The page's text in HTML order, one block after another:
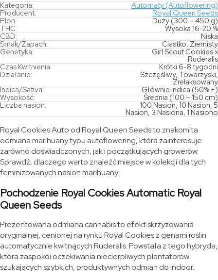
Kategoria:
Automaty (Autoflowering)
Producent:
Royal Queen Seeds
Plon:
Duży (300 – 450 g)
THC:
Wysoka 16-20 %
CBD:
Niska
Smak/Zapach:
Ciastko, Ziemisty
Genetyka:
Girl Scout Cookies x
Ruderalis
Czas Kwitnienia:
Krótki 6-8 tygodni
Działanie:
Szczęśliwy, Towarzyski,
Zrelaksowany
Indica/Sativa:
Głównie Indica (50% +)
Wysokość:
Średnia (100 – 150 cm)
Liczba nasion:
100 Nasion, 10 Nasion, 5
Nasion, 3 Nasiona, 1 Nasiono
Royal Cookies Auto od Royal Queen Seeds to znakomita
odmiana marihuany typu autoflowering, która zainteresuje
zarówno doświadczonych, jak i początkujących growerów.
Sprawdź, dlaczego warto znaleźć miejsce w kolekcji dla tych
feminizowanych nasion marihuany.
Pochodzenie Royal Cookies Automatic Royal
Queen Seeds
Prezentowana odmiana cannabis to efekt skrzyżowania
oryginalnej, cenionej na rynku Royal Cookies z genami roślin
automatycznie kwitnących Ruderalis. Powstała z tego hybryda,
która zaspokoi oczekiwania niecierpliwych plantatorów
szukających szybkich, produktywnych odmian do indoor.